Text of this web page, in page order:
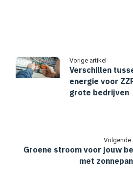
Vorige artikel
Verschillen
energie voor
grote bedrijven
Volgende
Groene stroom voor jouw
met